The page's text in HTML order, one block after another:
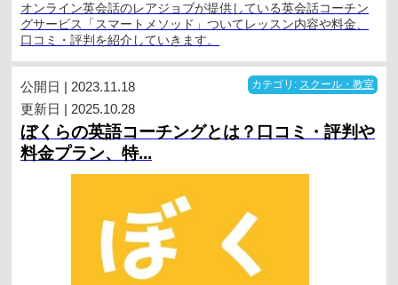
オンライン英会話のレアジョブが提供している英会話コーチン
グサービス「スマートメソッド」ついてレッスン内容や料金、
口コミ・評判を紹介していきます。
公開日 | 2023.11.18
更新日 | 2025.10.28
カテゴリ: スクール・教室
ぼくらの英語コーチングとは？口コミ・評判や
料金プラン、特...